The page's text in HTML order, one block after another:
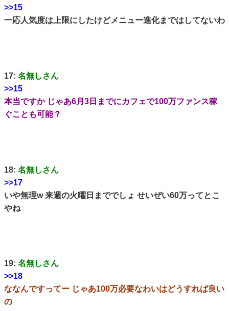
>>15
一応人気度は上限にしたけどメニュー進化まではしてないわ
17: 名無しさん
>>15
本当ですか じゃあ6月3日までにカフェで100万ファンス稼
ぐことも可能？
18: 名無しさん
>>17
いや無理w 来週の火曜日まででしょ せいぜい60万ってとこ
やね
19: 名無しさん
>>18
ななんですってー じゃあ100万必要なわいはどうすれば良い
の